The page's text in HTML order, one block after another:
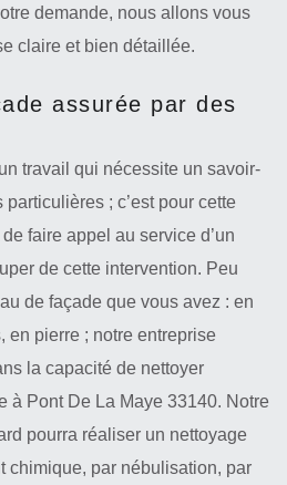
demande, nous allons vous
claire et bien détaillée.
assurée par des
travail qui nécessite un savoir-
; c’est pour cette
faire appel au service d’un
de cette intervention. Peu
de façade que vous avez : en
en pierre ; notre entreprise
la capacité de nettoyer
à Pont De La Maye 33140. Notre
pourra réaliser un nettoyage
chimique, par nébulisation, par